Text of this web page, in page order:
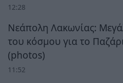
12:28
Νεάπολη Λακωνίας:
του κόσμου για το
(photos)
11:52